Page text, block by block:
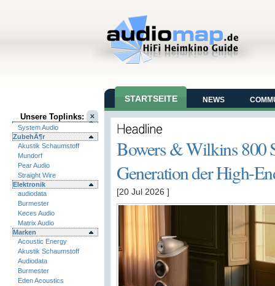
Unsere Toplinks:
System Audio
ZubehÃ¶r
Akustik Schaumstoff
Mundorf
Pear Audio
Straight Wire
Elektronik
audiodata
Burmester
Keces Audio
Matrix Audio
Marken
Acoustic Energy
Akustik Schaumstoff
Audiodata
Burmester
Eden Acoustics
STARTSEITE NEWS
DATENSCHUTZ
Bowers & Wilkins 800
Generation der High-
[20 Jul 2026 ]